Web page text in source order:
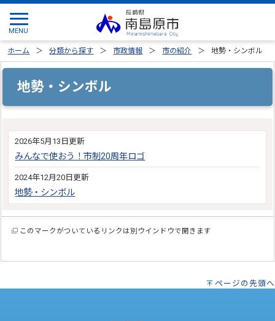
ホーム 分類から探す 市政情報 市の紹介 地勢・シンボル
地勢・シンボル
2026年5月13日更新
みんなで使おう！市制20周年ロゴ
2024年12月20日更新
地勢・シンボル
このマークがついているリンクは別ウインドウで開きます
ページの先頭へ